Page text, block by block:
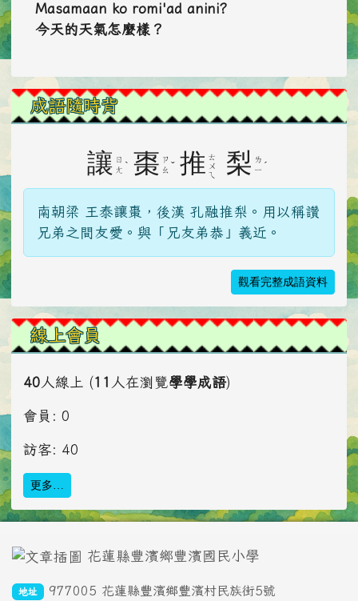
Masamaan ko romi'ad anini?
今天的天氣怎麼樣？
成語隨時背
讓 ㄖ
ㄤ ˋ 棗 ㄗ
ㄠ ˇ 推 ㄊ
ㄨ
ㄟ
梨 ㄌ
ㄧ ˊ
南朝梁 王泰讓棗，後漢 孔融推梨。用以稱讚
兄弟之間友愛。與「兄友弟恭」義近。
觀看完整成語資料
線上會員
40 人線上 (11 人在瀏覽學學成語)
會員: 0
訪客: 40
更多…
花蓮縣豐濱鄉豐濱國民小學
地址 977005 花蓮縣豐濱鄉豐濱村民族街5號